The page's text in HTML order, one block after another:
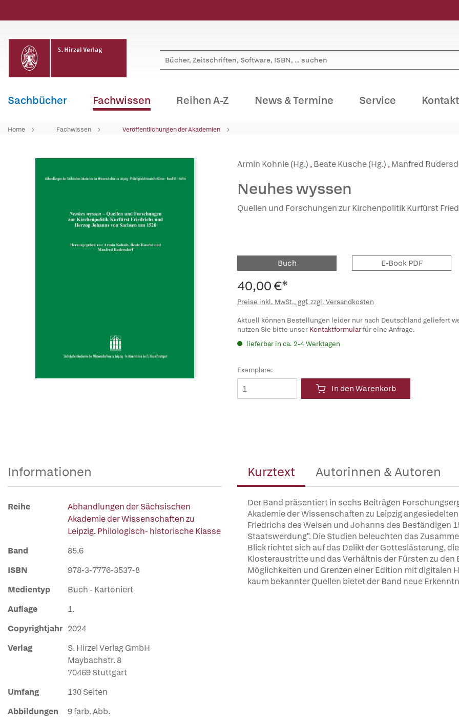
Sachbücher Fachwissen Reihen A-Z News & Termine Service Kontakt
Home Fachwissen Veröffentlichungen der Akademien
Armin Kohnle (Hg.) ,Beate Kusche (Hg.) ,Manfred
Neuhes wyssen
Quellen und Forschungen zur Kirchenpolitik Kurfürst
Buch E-Book PDF
40,00 €*
Preise inkl. MwSt., ggf. zzgl. Versandkosten
Aktuell können Bestellungen leider nur nach Deutschland geliefert
nutzen Sie bitte unser Kontaktformularfür eine Anfrage.
lieferbar in ca. 2-4 Werktagen
Exemplare:
In den Warenkorb
Kurztext Autorinnen & Autoren
Der Band präsentiert in sechs Beiträgen
Akademie der Wissenschaften zu Leipzig
Friedrichs des Weisen und Johanns des Beständigen
Staatswerdung". Die Studien beleuchten das
Blick richtet sich auf das Delikt der Gotteslästerung,
Klosteraustritte und das Verhältnis der Fürsten zu
Möglichkeiten und Grenzen einer Edition mit digitalen
kaum bekannter Quellen bietet der Band neue
Informationen
Reihe
Abhandlungen der Sächsischen
Akademie der Wissenschaften zu
Leipzig. Philologisch- historische Klasse
Band
85.6
ISBN
978-3-7776-3537-8
Medientyp
Buch - Kartoniert
Auflage
1.
Copyrightjahr 2024
Verlag
S. Hirzel Verlag GmbH
Maybachstr. 8
70469 Stuttgart
Umfang
130 Seiten
Abbildungen
9 farb. Abb.